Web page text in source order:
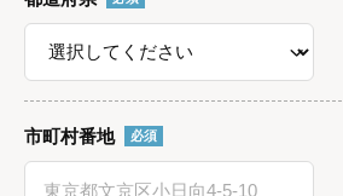
市町村番地 必須